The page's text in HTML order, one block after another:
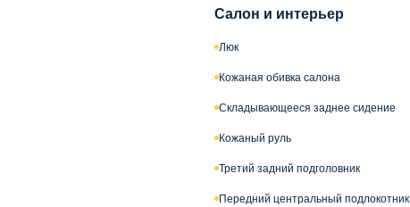
Салон и интерьер
Люк
Кожаная обивка салона
Складывающееся заднее сидение
Кожаный руль
Третий задний подголовник
Передний центральный подлокотник